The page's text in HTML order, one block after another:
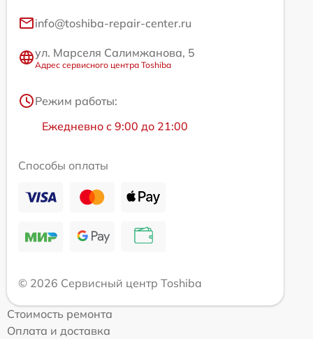
info@toshiba-repair-center.ru
ул. Марселя Салимжанова, 5
Адрес сервисного центра Toshiba
Режим работы:
Ежедневно с 9:00 до 21:00
Способы оплаты
© 2026 Сервисный центр Toshiba
Стоимость ремонта
Оплата и доставка